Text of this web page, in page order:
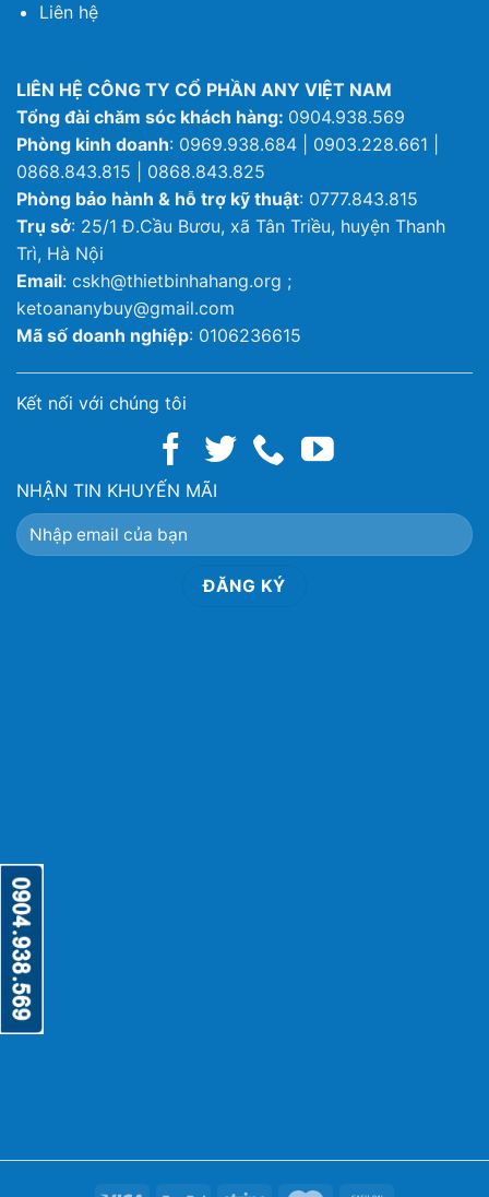
Liên hệ
LIÊN HỆ CÔNG TY CỔ PHẦN ANY VIỆT NAM
Tổng đài chăm sóc khách hàng: 0904.938.569
Phòng kinh doanh: 0969.938.684 | 0903.228.661 |
0868.843.815 | 0868.843.825
Phòng bảo hành & hỗ trợ kỹ thuật: 0777.843.815
Trụ sở: 25/1 Đ.Cầu Bươu, xã Tân Triều, huyện Thanh
Trì, Hà Nội
Email: cskh@thietbinhahang.org ;
ketoananybuy@gmail.com
Mã số doanh nghiệp: 0106236615
Kết nối với chúng tôi
NHẬN TIN KHUYẾN MÃI